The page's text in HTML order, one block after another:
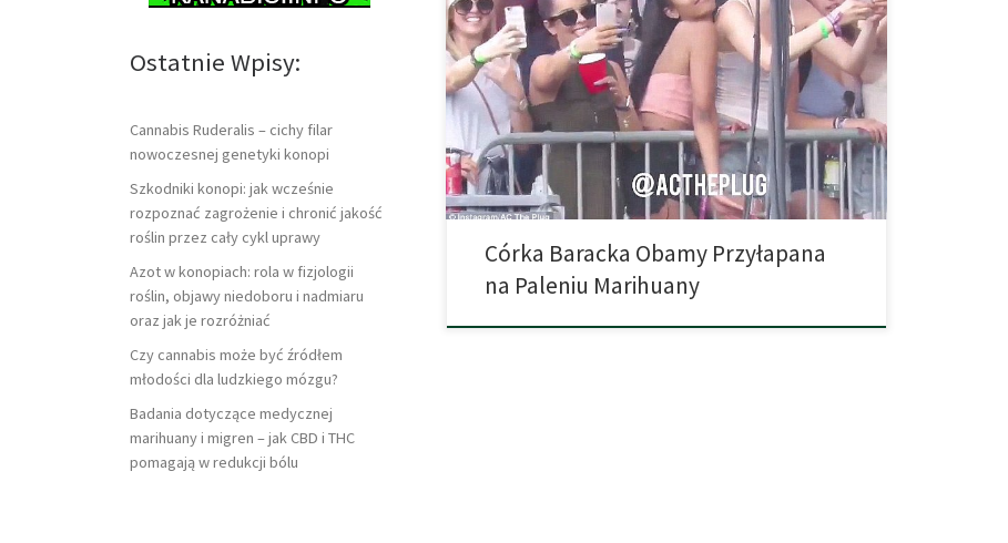
Uważacie, że dzieci polityków są ułożone, dobrze
wychowane i święte? Ten przykład pokazuje, że nawet dzieci
prezydentów potrafią grzeszyć. Malia Obama została
przyłapana na paleniu marihuany. Malia to najstarsza córka
Baracka Obamy. Nagrano ją na paleniu marihuany podczas
festiwalu Lollapalooza w Chicago. “Przyłapałem Malię
podczas palenia trawki i mam zdjęcia, […]
Córka Baracka Obamy Przyłapana
na Paleniu Marihuany
Ostatnie Wpisy:
Cannabis Ruderalis – cichy filar
nowoczesnej genetyki konopi
Szkodniki konopi: jak wcześnie
rozpoznać zagrożenie i chronić jakość
roślin przez cały cykl uprawy
Azot w konopiach: rola w fizjologii
roślin, objawy niedoboru i nadmiaru
oraz jak je rozróżniać
Czy cannabis może być źródłem
młodości dla ludzkiego mózgu?
Badania dotyczące medycznej
marihuany i migren – jak CBD i THC
pomagają w redukcji bólu